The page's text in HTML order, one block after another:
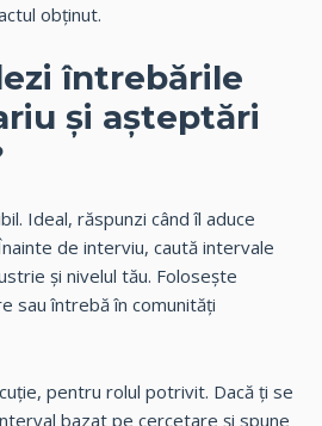
obținut.
întrebările
și așteptări
Ideal, răspunzi când îl aduce
de interviu, caută intervale
și nivelul tău. Folosește
sau întrebă în comunități
pentru rolul potrivit. Dacă ți se
bazat pe cercetare și spune